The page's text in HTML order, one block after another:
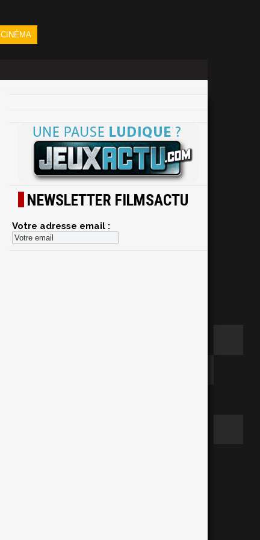
CINÉMA
NEWSLETTER FILMSACTU
Votre adresse email :